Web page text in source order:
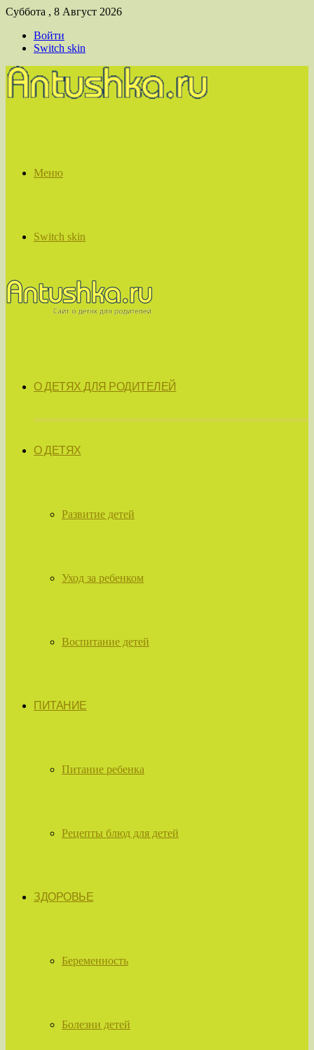
Суббота , 8 Август 2026
Войти
Switch skin
Меню
Switch skin
О ДЕТЯХ ДЛЯ РОДИТЕЛЕЙ
О ДЕТЯХ
Развитие детей
Уход за ребенком
Воспитание детей
ПИТАНИЕ
Питание ребенка
Рецепты блюд для детей
ЗДОРОВЬЕ
Беременность
Болезни детей